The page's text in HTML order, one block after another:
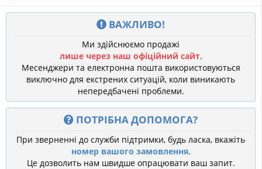
ВАЖЛИВО!
Ми здійснюємо продажі
лише через наш офіційний сайт.
Месенджери та електронна пошта використовуються
виключно для екстрених ситуацій, коли виникають
непередбачені проблеми.
ПОТРІБНА ДОПОМОГА?
При зверненні до служби підтримки, будь ласка, вкажіть
номер вашого замовлення.
Це дозволить нам швидше опрацювати ваш запит.